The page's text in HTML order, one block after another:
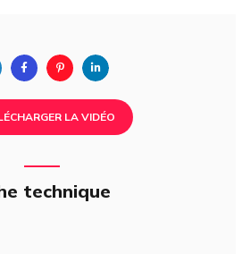
LA VIDÉO
technique